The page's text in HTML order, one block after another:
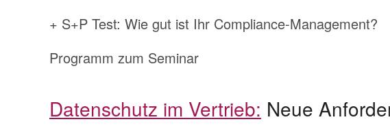
+ S+P Test: Wie gut ist Ihr Compliance-Management?
Programm zum Seminar
Datenschutz im Vertrieb: Neue